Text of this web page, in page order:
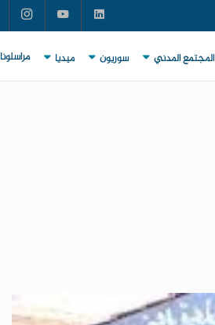
المجتمع المدني سوريون ميديا مراسلونا